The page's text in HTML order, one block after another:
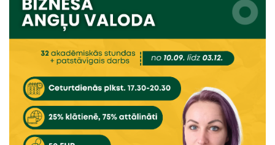
Google sertificēta trenere un oficiālā MI vēstnese
Latvijā.Norises laiki: 2026. gada 14., 21., 28. septembrī un 6.
oktobrī 16.00-18.30.Mācību maksa: 35 EUR par vienu
https://forms.gle/pUyLVZE5LKEAgCWj6 Papildu